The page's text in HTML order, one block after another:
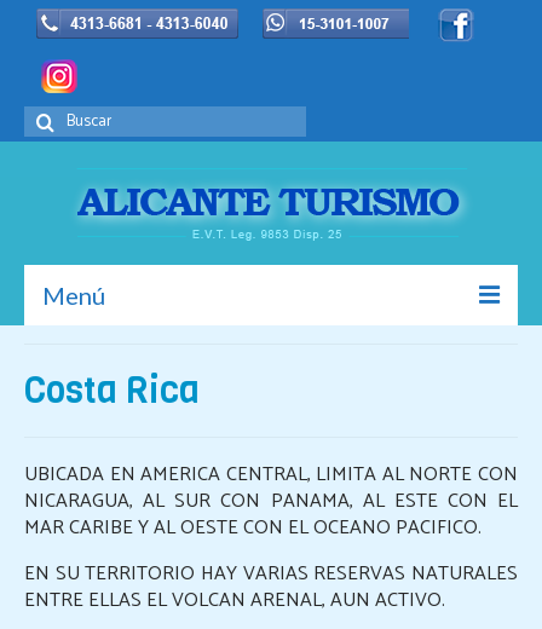
Buscar
por:
Menú
La Empresa
Promociones
Destinos
Costa Rica
UBICADA EN AMERICA CENTRAL, LIMITA AL NORTE CON
NICARAGUA, AL SUR CON PANAMA, AL ESTE CON EL
MAR CARIBE Y AL OESTE CON EL OCEANO PACIFICO.
EN SU TERRITORIO HAY VARIAS RESERVAS NATURALES
ENTRE ELLAS EL VOLCAN ARENAL, AUN ACTIVO.